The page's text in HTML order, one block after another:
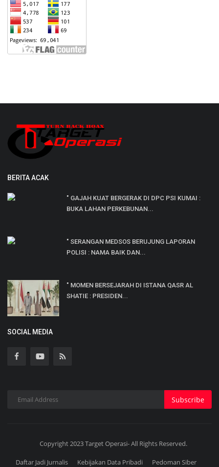
BERITA ACAK
" GAJAH KUAT BERGERAK DI DPC PSI KUMAI :
BUKA LAHAN PERKEBUNAN...
" SERANGAN MEDSOS BERUJUNG LAPORAN
POLISI : NAMA BAIK DAN...
" MOMEN BERSEJARAH DI ISTANA QASR AL
SHATIE : PRESIDEN...
SOCIAL MEDIA
Subscribe
Copyright 2023 Target Operasi- All Rights Reserved.
Daftar Jadi Jurnalis Kebijakan Data Pribadi Pedoman Siber